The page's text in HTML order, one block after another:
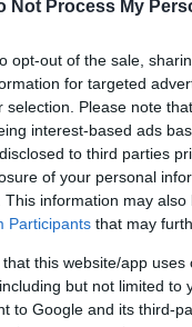
Not Process My
opt-out of the sale,
for targeted
selection. Please note
interest-based ads
to third parties
of your personal
This information may
Participants that may
that this website/app
but not limited to
to Google and its third-
πιο συχνά
δολάρια για να
υπηρεσίες που
πυρκαγιών που
μία από τις
θρηνεί πολλές
από